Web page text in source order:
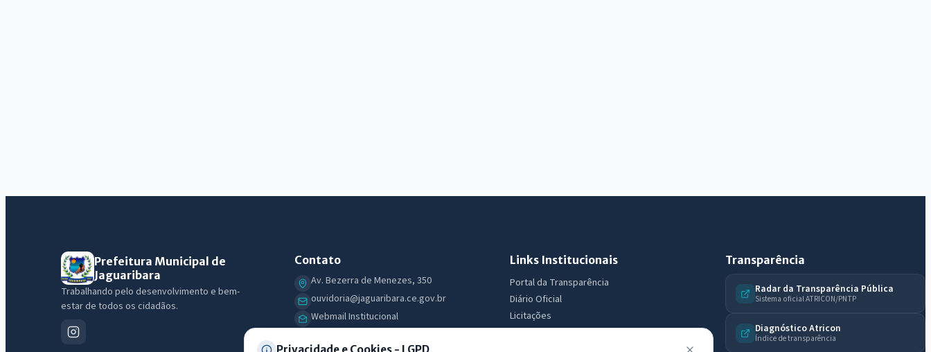
Prefeitura Municipal de
Jaguaribara
Trabalhando pelo desenvolvimento e bem-
estar de todos os cidadãos.
Contato
Av. Bezerra de Menezes, 350
ouvidoria@jaguaribara.ce.gov.br
Webmail Institucional
Links Institucionais
Portal da Transparência
Diário Oficial
Licitações
Ouvidoria
Transparência
Radar da Transparência Pública
Sistema oficial ATRICON/PNTP
Diagnóstico Atricon
Índice de transparência